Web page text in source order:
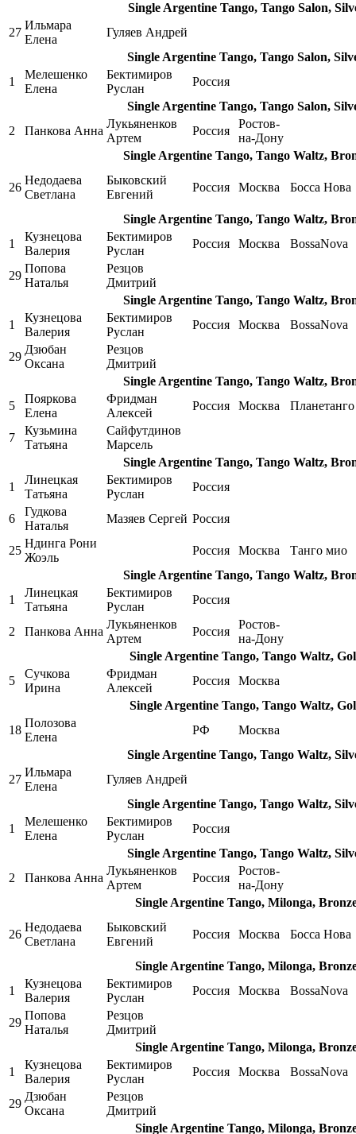
Single Argentine Tango, Tango Salon,
27
Ильмара
Елена
Гуляев Андрей
Single Argentine Tango, Tango Salon,
1
Мелешенко
Елена
Бектимиров
Руслан
Россия
Single Argentine Tango, Tango Salon,
2
Панкова Анна
Лукьяненков
Артем
Россия
Ростов-
на-Дону
Single Argentine Tango, Tango Waltz,
26
Недодаева
Светлана
Быковский
Евгений
Россия Москва Босса Нова
Single Argentine Tango, Tango Waltz,
1
Кузнецова
Валерия
Бектимиров
Руслан
Россия Москва BossaNova
29
Попова
Наталья
Резцов
Дмитрий
Single Argentine Tango, Tango Waltz,
1
Кузнецова
Валерия
Бектимиров
Руслан
Россия Москва BossaNova
29
Дзюбан
Оксана
Резцов
Дмитрий
Single Argentine Tango, Tango Waltz,
5
Пояркова
Елена
Фридман
Алексей
Россия Москва Планетанго
7
Кузьмина
Татьяна
Сайфутдинов
Марсель
Single Argentine Tango, Tango Waltz,
1
Линецкая
Татьяна
Бектимиров
Руслан
Россия
6
Гудкова
Наталья
Мазяев Сергей Россия
25
Ндинга Рони
Жоэль
Россия Москва
Танго мио
Single Argentine Tango, Tango Waltz,
1
Линецкая
Татьяна
Бектимиров
Руслан
Россия
2 Панкова Анна
Лукьяненков
Артем
Россия
Ростов-
на-Дону
Single Argentine Tango, Tango Waltz,
5
Сучкова
Ирина
Фридман
Алексей
Россия
Москва
Single Argentine Tango, Tango Waltz,
18
Полозова
Елена
РФ
Москва
Single Argentine Tango, Tango Waltz,
27
Ильмара
Елена
Гуляев Андрей
Single Argentine Tango, Tango Waltz,
1
Мелешенко
Елена
Бектимиров
Руслан
Россия
Single Argentine Tango, Tango Waltz,
2
Панкова Анна
Лукьяненков
Артем
Россия
Ростов-
на-Дону
Single Argentine Tango, Milonga,
26
Недодаева
Светлана
Быковский
Евгений
Россия Москва Босса Нова
Single Argentine Tango, Milonga,
1
Кузнецова
Валерия
Бектимиров
Руслан
Россия Москва BossaNova
29
Попова
Наталья
Резцов
Дмитрий
Single Argentine Tango, Milonga,
1
Кузнецова
Валерия
Бектимиров
Руслан
Россия Москва BossaNova
29
Дзюбан
Оксана
Резцов
Дмитрий
Single Argentine Tango, Milonga,